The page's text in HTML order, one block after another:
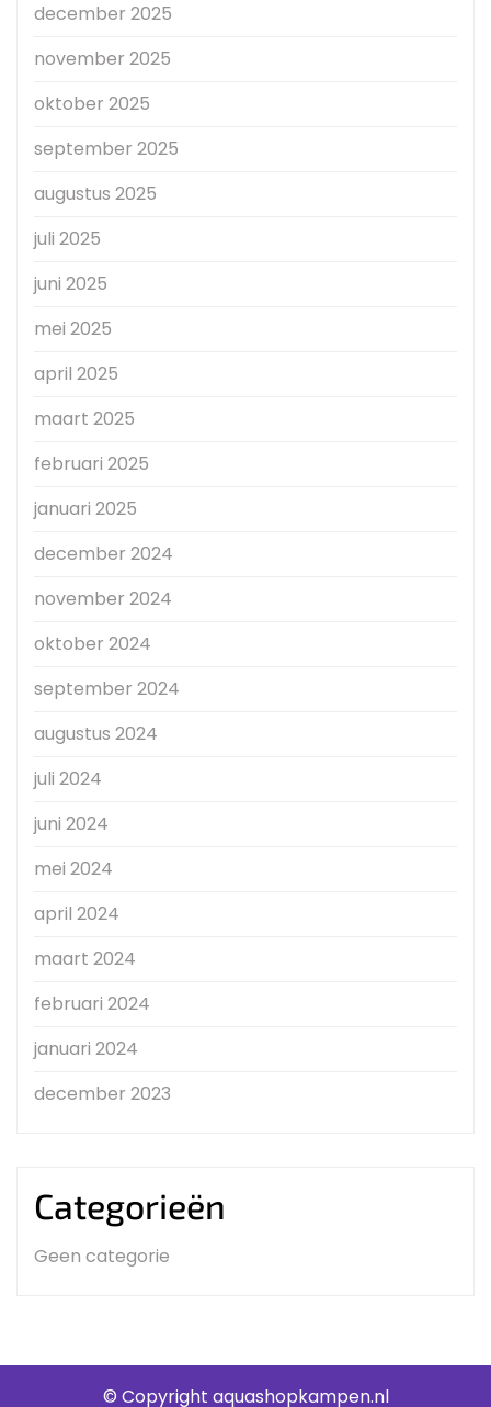
december 2025
november 2025
oktober 2025
september 2025
augustus 2025
juli 2025
juni 2025
mei 2025
april 2025
maart 2025
februari 2025
januari 2025
december 2024
november 2024
oktober 2024
september 2024
augustus 2024
juli 2024
juni 2024
mei 2024
april 2024
maart 2024
februari 2024
januari 2024
december 2023
Categorieën
Geen categorie
© Copyright aquashopkampen.nl